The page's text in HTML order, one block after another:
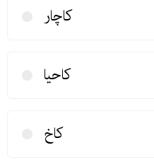
كاچار
كاحیا
كاخ